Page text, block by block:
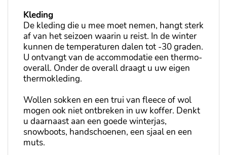
Kleding
De kleding die u mee moet nemen, hangt sterk
af van het seizoen waarin u reist. In de winter
kunnen de temperaturen dalen tot -30 graden.
U ontvangt van de accommodatie een thermo-
overall. Onder de overall draagt u uw eigen
thermokleding.
Wollen sokken en een trui van fleece of wol
mogen ook niet ontbreken in uw koffer. Denkt
u daarnaast aan een goede winterjas,
snowboots, handschoenen, een sjaal en een
muts.